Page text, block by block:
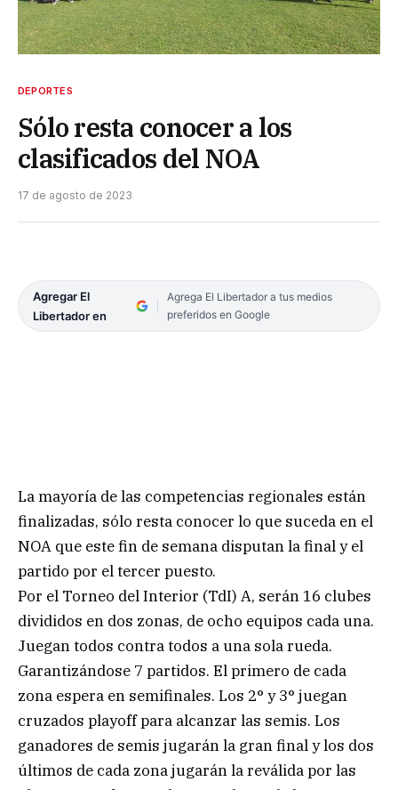
DEPORTES
Sólo resta conocer a los
clasificados del NOA
17 de agosto de 2023
Agregar El
Libertador en
Agrega El Libertador a tus medios
preferidos en Google
La mayoría de las competencias regionales están
finalizadas, sólo resta conocer lo que suceda en el
NOA que este fin de semana disputan la final y el
partido por el tercer puesto.
Por el Torneo del Interior (TdI) A, serán 16 clubes
divididos en dos zonas, de ocho equipos cada una.
Juegan todos contra todos a una sola rueda.
Garantizándose 7 partidos. El primero de cada
zona espera en semifinales. Los 2° y 3° juegan
cruzados playoff para alcanzar las semis. Los
ganadores de semis jugarán la gran final y los dos
últimos de cada zona jugarán la reválida por las